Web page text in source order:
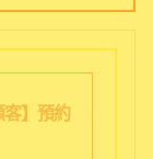
】預約